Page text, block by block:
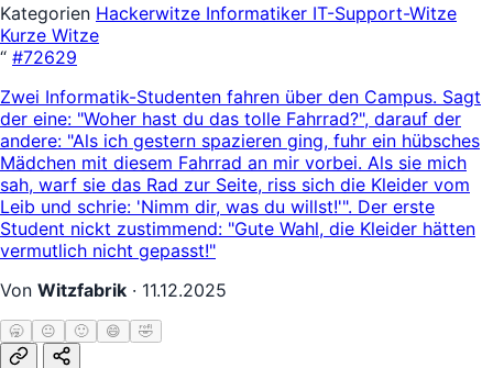
Kategorien Hackerwitze Informatiker IT-Support-Witze
Kurze Witze
“ #72629
Zwei Informatik-Studenten fahren über den Campus. Sagt
der eine: "Woher hast du das tolle Fahrrad?", darauf der
andere: "Als ich gestern spazieren ging, fuhr ein hübsches
Mädchen mit diesem Fahrrad an mir vorbei. Als sie mich
sah, warf sie das Rad zur Seite, riss sich die Kleider vom
Leib und schrie: 'Nimm dir, was du willst!'". Der erste
Student nickt zustimmend: "Gute Wahl, die Kleider hätten
vermutlich nicht gepasst!"
Von Witzfabrik · 11.12.2025
🥱 😐 🙂 😄 🤣